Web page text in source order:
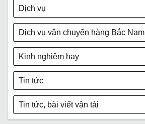
Dịch vụ
Dịch vụ vận chuyển hàng Bắc Nam
Kinh nghiệm hay
Tin tức
Tin tức, bài viết vận tải